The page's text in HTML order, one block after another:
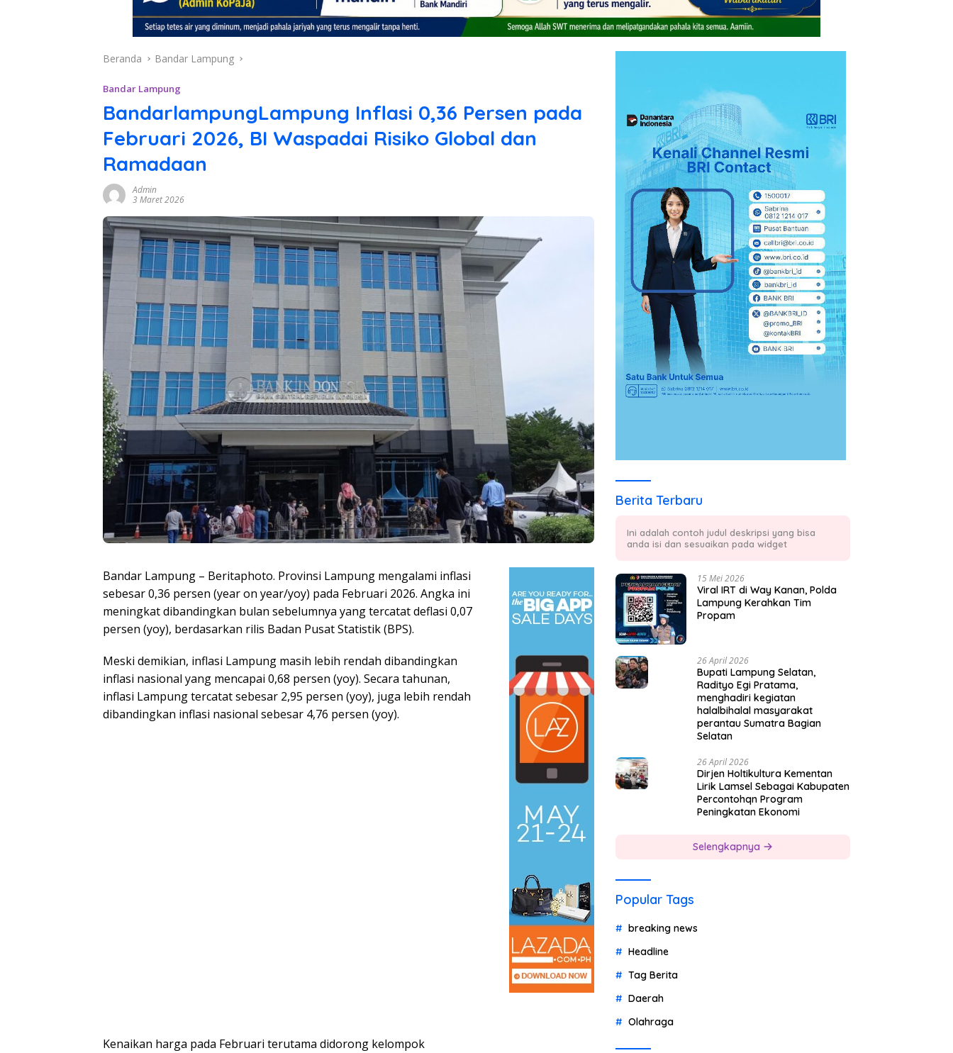
Beranda Bandar Lampung
Bandar Lampung
BandarlampungLampung Inflasi 0,36 Persen pada
Februari 2026, BI Waspadai Risiko Global dan
Ramadaan
Admin
3 Maret 2026
Bandar Lampung – Beritaphoto. Provinsi Lampung mengalami inflasi
sebesar 0,36 persen (year on year/yoy) pada Februari 2026. Angka ini
meningkat dibandingkan bulan sebelumnya yang tercatat deflasi 0,07
persen (yoy), berdasarkan rilis Badan Pusat Statistik (BPS).
Meski demikian, inflasi Lampung masih lebih rendah dibandingkan
inflasi nasional yang mencapai 0,68 persen (yoy). Secara tahunan,
inflasi Lampung tercatat sebesar 2,95 persen (yoy), juga lebih rendah
dibandingkan inflasi nasional sebesar 4,76 persen (yoy).
Kenaikan harga pada Februari terutama didorong kelompok
Berita Terbaru
Ini adalah contoh judul deskripsi yang bisa
anda isi dan sesuaikan pada widget
15 Mei 2026
Viral IRT di Way Kanan, Polda
Lampung Kerahkan Tim
Propam
26 April 2026
Bupati Lampung Selatan,
Radityo Egi Pratama,
menghadiri kegiatan
halalbihalal masyarakat
perantau Sumatra Bagian
Selatan
26 April 2026
Dirjen Holtikultura Kementan
Lirik Lamsel Sebagai Kabupaten
Percontohqn Program
Peningkatan Ekonomi
Selengkapnya
Popular Tags
breaking news
Headline
Tag Berita
Daerah
Olahraga